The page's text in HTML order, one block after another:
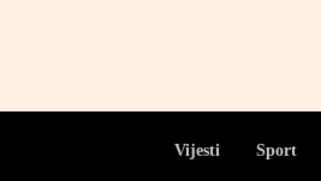
Vijesti Sport